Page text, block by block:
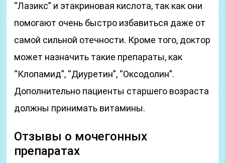
“Лазикс” и этакриновая кислота, так как они
помогают очень быстро избавиться даже от
самой сильной отечности. Кроме того, доктор
может назначить такие препараты, как
“Клопамид”, “Диуретин”, “Оксодолин”.
Дополнительно пациенты старшего возраста
должны принимать витамины.
Отзывы о мочегонных
препаратах